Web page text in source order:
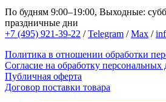
По будням 9:00–19:00, Выходные:
праздничные дни
+7 (495) 921-39-22 /Telegram /Max /
Политика в отношении обработки
Согласие на обработку
Публичная оферта
Договор поставки товара